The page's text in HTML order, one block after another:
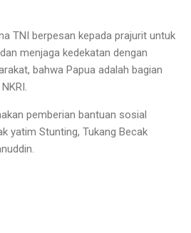
TNI berpesan kepada prajurit untuk
menjaga kedekatan dengan
bahwa Papua adalah bagian
pemberian bantuan sosial
yatim Stunting, Tukang Becak